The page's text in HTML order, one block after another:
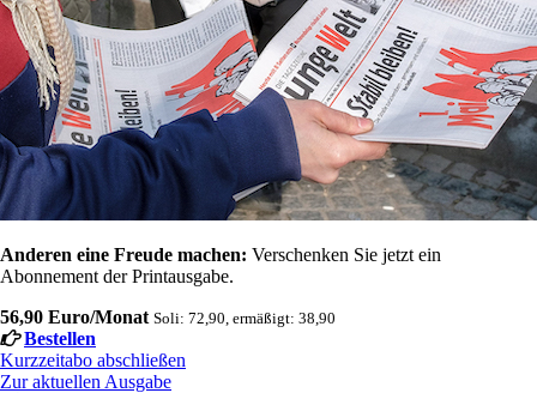
Anderen eine Freude machen: Verschenken Sie jetzt ein
Abonnement der Printausgabe.
56,90 Euro/Monat Soli: 72,90, ermäßigt: 38,90
Bestellen
Kurzzeitabo abschließen
Zur aktuellen Ausgabe